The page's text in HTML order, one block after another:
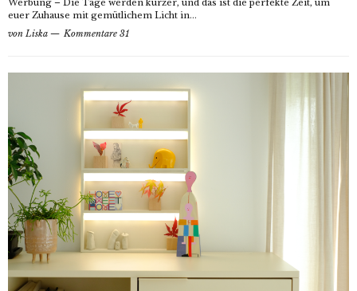
euer Zuhause mit gemütlichem Licht in...
von Liska Kommentare 31